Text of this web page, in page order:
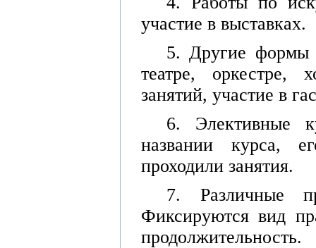
участие в выставках.
5. Другие формы
театре, оркестре,
занятий, участие в
6. Элективные
названии курса,
проходили занятия.
7. Различные
Фиксируются вид
продолжительность.